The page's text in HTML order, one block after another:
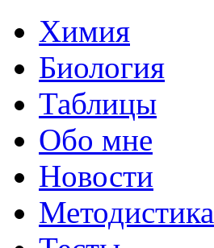
Химия
Биология
Таблицы
Обо мне
Новости
Методистика